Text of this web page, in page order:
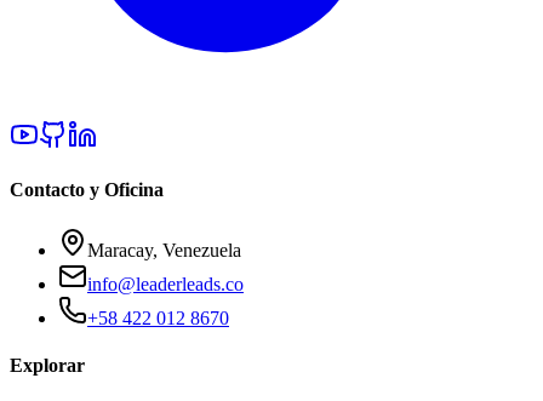
Contacto y Oficina
Maracay, Venezuela
info@leaderleads.co
+58 422 012 8670
Explorar